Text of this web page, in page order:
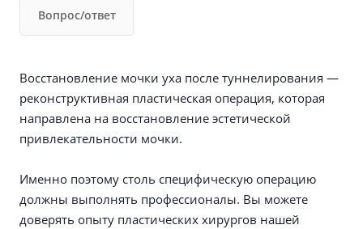
Вопрос/ответ
Восстановление мочки уха после туннелирования —
реконструктивная пластическая операция, которая
направлена на восстановление эстетической
привлекательности мочки.
Именно поэтому столь специфическую операцию
должны выполнять профессионалы. Вы можете
доверять опыту пластических хирургов нашей